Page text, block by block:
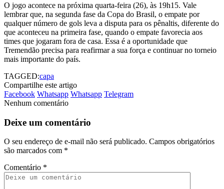
O jogo acontece na próxima quarta-feira (26), às 19h15. Vale
lembrar que, na segunda fase da Copa do Brasil, o empate por
qualquer número de gols leva a disputa para os pênaltis, diferente do
que aconteceu na primeira fase, quando o empate favorecia aos
times que jogaram fora de casa. Essa é a oportunidade que
Tremendão precisa para reafirmar a sua força e continuar no torneio
mais importante do país.
TAGGED:capa
Compartilhe este artigo
Facebook Whatsapp Whatsapp Telegram
Nenhum comentário
Deixe um comentário
O seu endereço de e-mail não será publicado. Campos obrigatórios
são marcados com *
Comentário *